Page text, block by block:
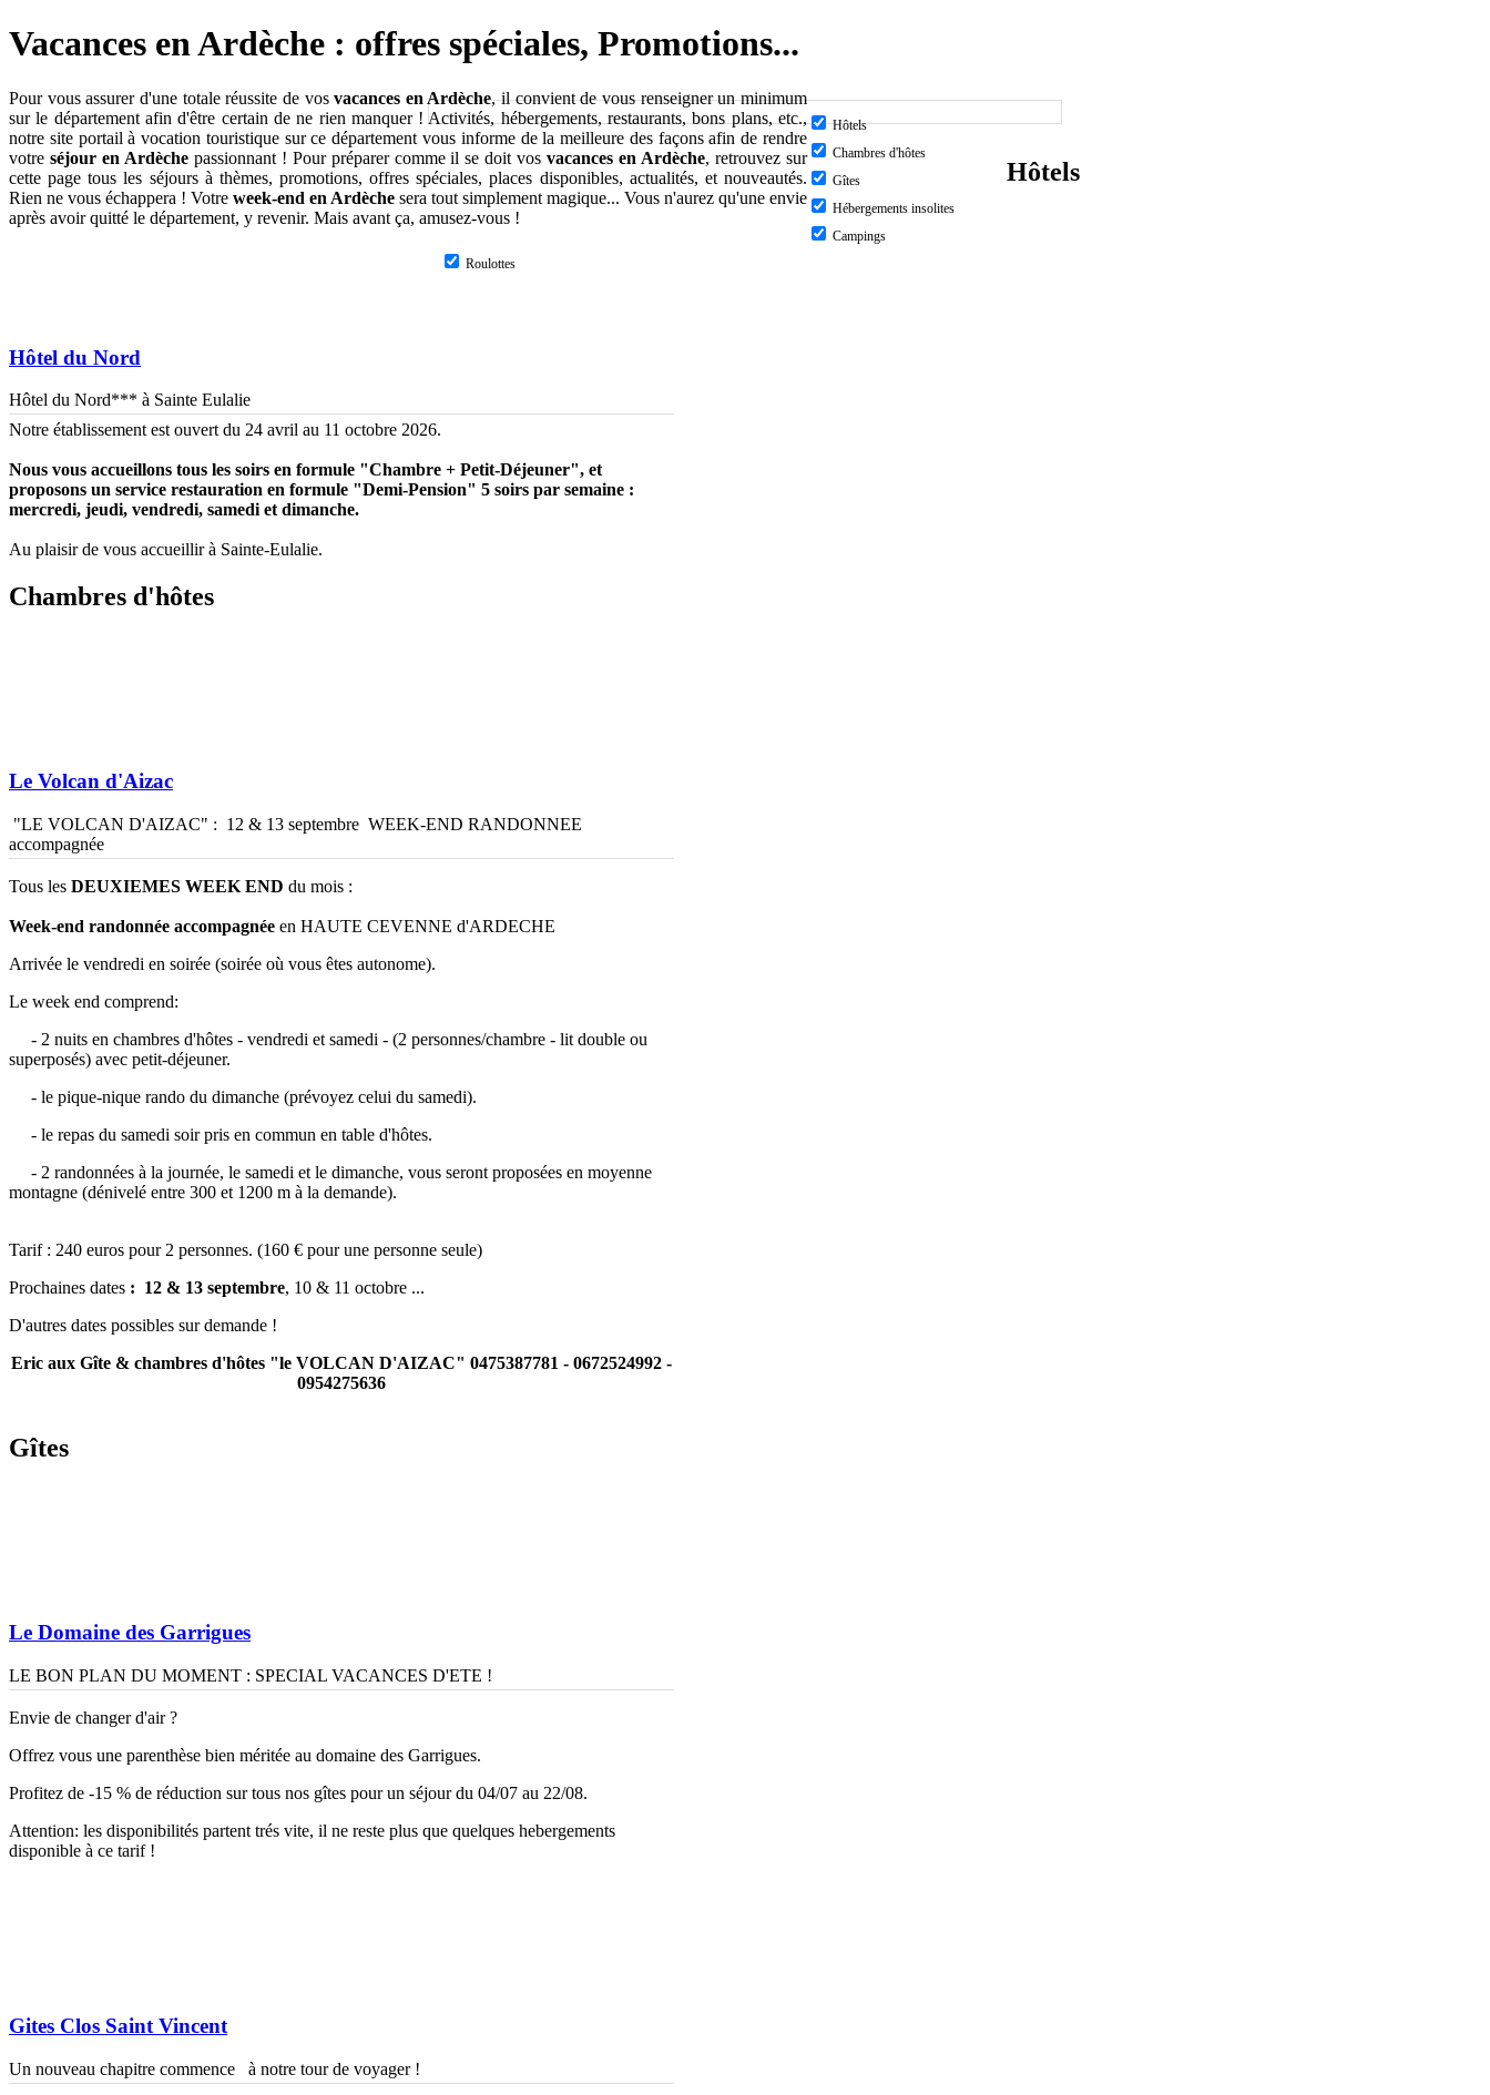
Vacances en Ardèche : offres spéciales, Promotions...
Pour vous assurer d'une totale réussite de vosvacances en Ardèche, il convient de vous renseigner un minimum
sur le département afin d'être certain de ne rien manquer ! Activités, hébergements, restaurants, bons plans, etc.,
notre site portail à vocation touristique sur ce département vous informe de la meilleure des façons afin de rendre
votre séjour en Ardèchepassionnant ! Pour préparer comme il se doit vosvacances en Ardèche, retrouvez sur
cette page tous les séjours à thèmes, promotions, offres spéciales, places disponibles, actualités, et nouveautés.
Rien ne vous échappera ! Votre week-end en Ardèche sera tout simplement magique... Vous n'aurez qu'une envie
après avoir quitté le département, y revenir. Mais avant ça, amusez-vous !
Hôtels
Chambres d'hôtes
Gîtes
Hébergements insolites
Campings
Roulottes
Hôtels
Hôtel du Nord
Hôtel du Nord*** à Sainte Eulalie
Notre établissement est ouvert du 24 avril au 11 octobre 2026.
Nous vous accueillons tous les soirs en formule "Chambre + Petit-Déjeuner", et
proposons un service restauration en formule "Demi-Pension" 5 soirs par semaine :
mercredi, jeudi, vendredi, samedi et dimanche.
Au plaisir de vous accueillir à Sainte-Eulalie.
Chambres d'hôtes
Le Volcan d'Aizac
"LE VOLCAN D'AIZAC" : 12 & 13 septembre WEEK-END RANDONNEE
accompagnée
Tous les DEUXIEMES WEEK END du mois :
Week-end randonnée accompagnée en HAUTE CEVENNE d'ARDECHE
Arrivée le vendredi en soirée (soirée où vous êtes autonome).
Le week end comprend:
- 2 nuits en chambres d'hôtes - vendredi et samedi - (2 personnes/chambre - lit double ou
superposés) avec petit-déjeuner.
- le pique-nique rando du dimanche (prévoyez celui du samedi).
- le repas du samedi soir pris en commun en table d'hôtes.
- 2 randonnées à la journée, le samedi et le dimanche, vous seront proposées en moyenne
montagne (dénivelé entre 300 et 1200 m à la demande).
Tarif : 240 euros pour 2 personnes. (160 € pour une personne seule)
Prochaines dates : 12 & 13 septembre, 10 & 11 octobre ...
D'autres dates possibles sur demande !
Eric aux Gîte & chambres d'hôtes "le VOLCAN D'AIZAC" 0475387781 - 0672524992 -
0954275636
Gîtes
Le Domaine des Garrigues
LE BON PLAN DU MOMENT : SPECIAL VACANCES D'ETE !
Envie de changer d'air ?
Offrez vous une parenthèse bien méritée au domaine des Garrigues.
Profitez de -15 % de réduction sur tous nos gîtes pour un séjour du 04/07 au 22/08.
Attention: les disponibilités partent trés vite, il ne reste plus que quelques hebergements
disponible à ce tarif !
Gites Clos Saint Vincent
Un nouveau chapitre commence à notre tour de voyager !